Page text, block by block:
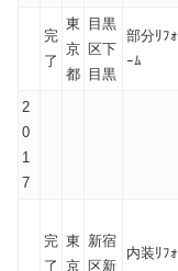
完
了
東
京
都
目黒
区下
目黒
部分ﾘﾌｫ
ｰﾑ
2
0
1
7
完
了
東
京
新宿
区新
内装ﾘﾌｫ